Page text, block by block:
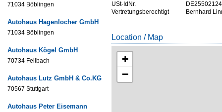
71034 Böblingen
Autohaus Hagenlocher GmbH
71034 Böblingen
Autohaus Kögel GmbH
70734 Fellbach
Autohaus Lutz GmbH & Co.KG
70567 Stuttgart
Autohaus Peter Eisemann
USt-IdNr.
Vertretungsberechtigt
Bernhard
Location / Map
+
−